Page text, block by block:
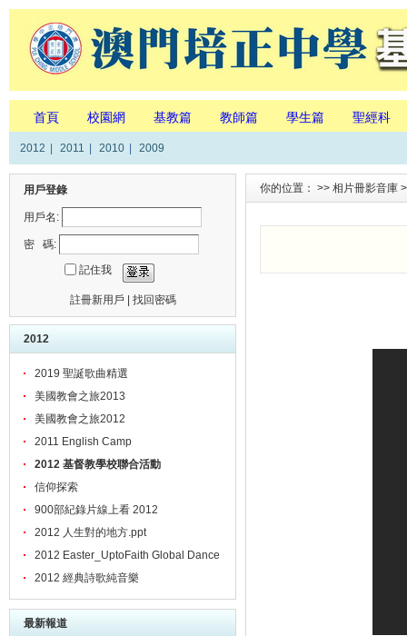
首頁 校園網 基教篇 教師篇 學生篇 聖經科
2012 2011 2010 2009
用戶登錄
用戶名:
密 碼:
記住我
註冊新用戶 找回密碼
2012
2019 聖誕歌曲精選
美國教會之旅2013
美國教會之旅2012
2011 English Camp
2012 基督教學校聯合活動
信仰探索
900部紀錄片線上看 2012
2012 人生對的地方.ppt
2012 Easter_UptoFaith Global Dance
2012 經典詩歌純音樂
最新報道
你的位置： >> 相片冊影音庫